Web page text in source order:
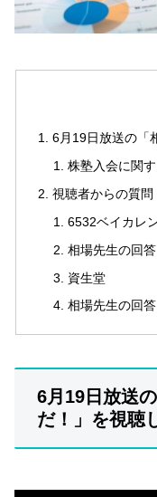
6月19日放送の「
株塾入会に関
視聴者からの質問
6532ベイカレ
相場先生の回答
資生堂
相場先生の回答
6月19日放送
だ！」を視聴